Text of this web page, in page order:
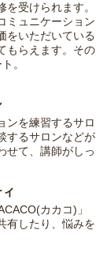
受けられます。
ミュニケーション
をいただいている
もらえます。その
。
ンを練習するサロ
するサロンなどが
せて、講師がしっ
カカコ)」
有したり、悩みを